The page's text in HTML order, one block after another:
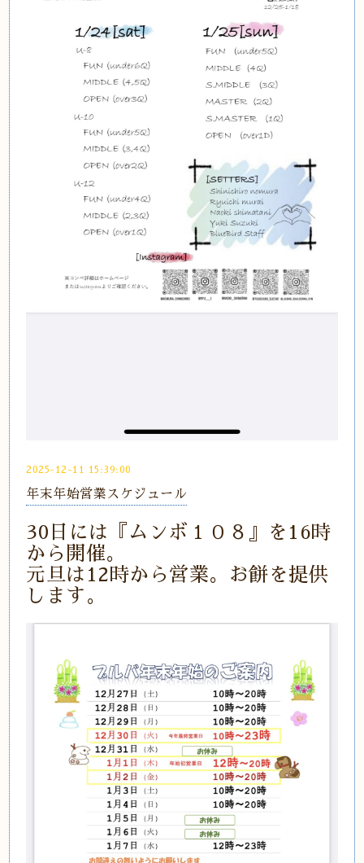
2025-12-11 15:39:00
年末年始営業スケジュール
30日には『ムンボ１０８』を16時
から開催。
元旦は12時から営業。お餅を提供
します。